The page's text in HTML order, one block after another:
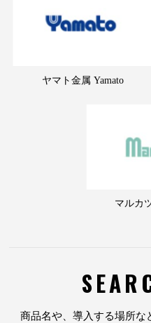
ヤマト金属 Yamato
マルカ
商品名や、導入する場所な